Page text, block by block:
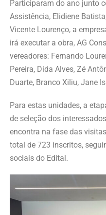
Participaram do ano junto
Assistência, Elidiene
Vicente Lourenço, a
irá executar a obra, AG
vereadores: Fernando
Pereira, Dida Alves, Zé
Duarte, Branco Xiliu, Jane
Para estas unidades, a
de seleção dos
encontra na fase das
total de 723 inscritos,
sociais do Edital.